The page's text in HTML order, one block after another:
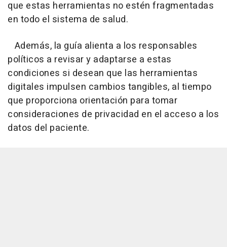
que estas herramientas no estén fragmentadas
en todo el sistema de salud.
Además, la guía alienta a los responsables
políticos a revisar y adaptarse a estas
condiciones si desean que las herramientas
digitales impulsen cambios tangibles, al tiempo
que proporciona orientación para tomar
consideraciones de privacidad en el acceso a los
datos del paciente.